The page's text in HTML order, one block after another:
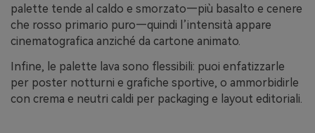
palette tende al caldo e smorzato—più basalto e cenere
che rosso primario puro—quindi l’intensità appare
cinematografica anziché da cartone animato.
Infine, le palette lava sono flessibili: puoi enfatizzarle
per poster notturni e grafiche sportive, o ammorbidirle
con crema e neutri caldi per packaging e layout editoriali.